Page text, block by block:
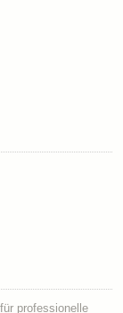
professionelle